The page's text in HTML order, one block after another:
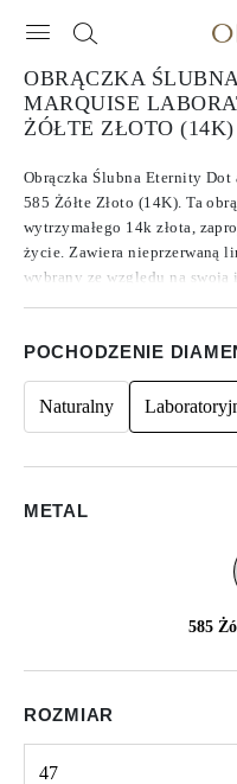
OBRĄCZKA
MARQUISE
ŻÓŁTE ZŁOTO (14K)
Obrączka Ślubna Eternity
585 Żółte Złoto (14K). Ta
wytrzymałego 14k złota,
życie. Zawiera nieprzerwaną
wybrany ze względu na swoją
ogólny wygląd obrączki.
POCHODZENIE
Naturalny
METAL
585
ROZMIAR
47